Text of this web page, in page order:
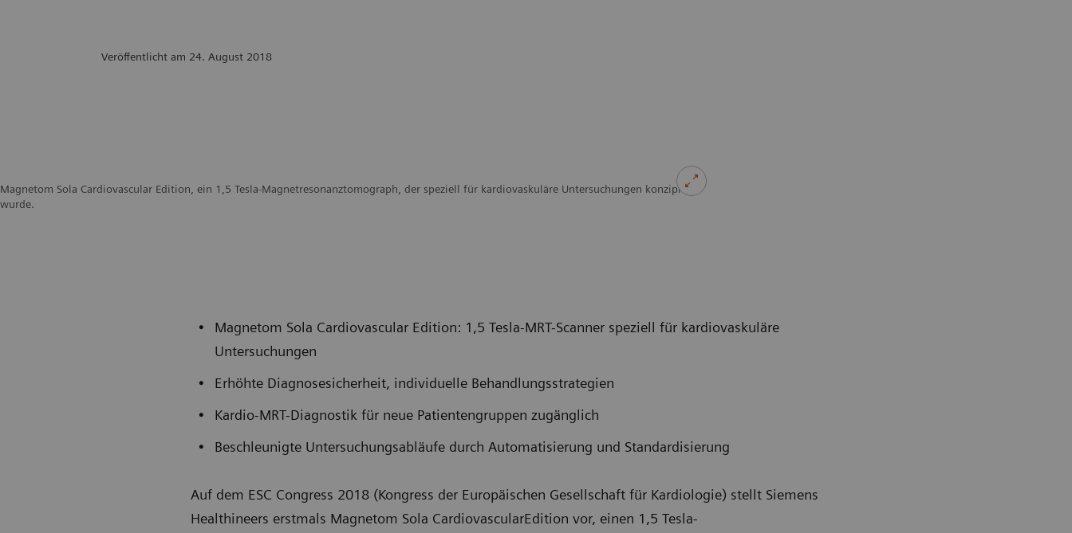
Veröffentlicht am 24. August 2018
Magnetom Sola Cardiovascular Edition, ein 1,5 Tesla-Magnetresonanztomograph, der speziell für kardiovaskuläre Untersuchungen konzipiert
wurde.
Magnetom Sola Cardiovascular Edition: 1,5 Tesla-MRT-Scanner speziell für kardiovaskuläre
Untersuchungen
Erhöhte Diagnosesicherheit, individuelle Behandlungsstrategien
Kardio-MRT-Diagnostik für neue Patientengruppen zugänglich
Beschleunigte Untersuchungsabläufe durch Automatisierung und Standardisierung
Auf dem ESC Congress 2018 (Kongress der Europäischen Gesellschaft für Kardiologie) stellt Siemens
Healthineers erstmals Magnetom Sola CardiovascularEdition vor, einen 1,5 Tesla-